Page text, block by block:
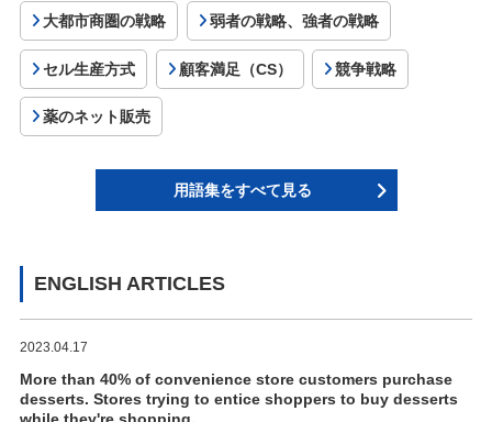
大都市商圏の戦略 弱者の戦略、強者の戦略
セル生産方式 顧客満足（CS） 競争戦略
薬のネット販売
用語集をすべて見る
ENGLISH ARTICLES
2023.04.17
More than 40% of convenience store customers purchase
desserts. Stores trying to entice shoppers to buy desserts